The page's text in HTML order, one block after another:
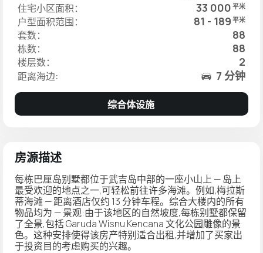
房源描述
每栋巴厘岛别墅都位于武吉岛中部的一座小山上 — 岛上
最受欢迎的地点之一,可轻松前往许多海滩。例如,梅拉斯
蒂海滩 — 距离酒店仅约 13 分钟车程。综合大楼内的所有
物品均为 — 景观:由于该地区的自然坡度,每栋别墅都保留
了全景,包括 Garuda Wisnu Kencana 文化公园雕像的景
色。这种安排使得该房产特别适合出租,并增加了买家出
于投资目的考虑购买的兴趣。
住宅小区面积： 33 000 平米
户型面积范围： 81 - 189 平米
套数： 88
栋数： 88
楼层数： 2
距离海边: 7 分钟
综合体设施